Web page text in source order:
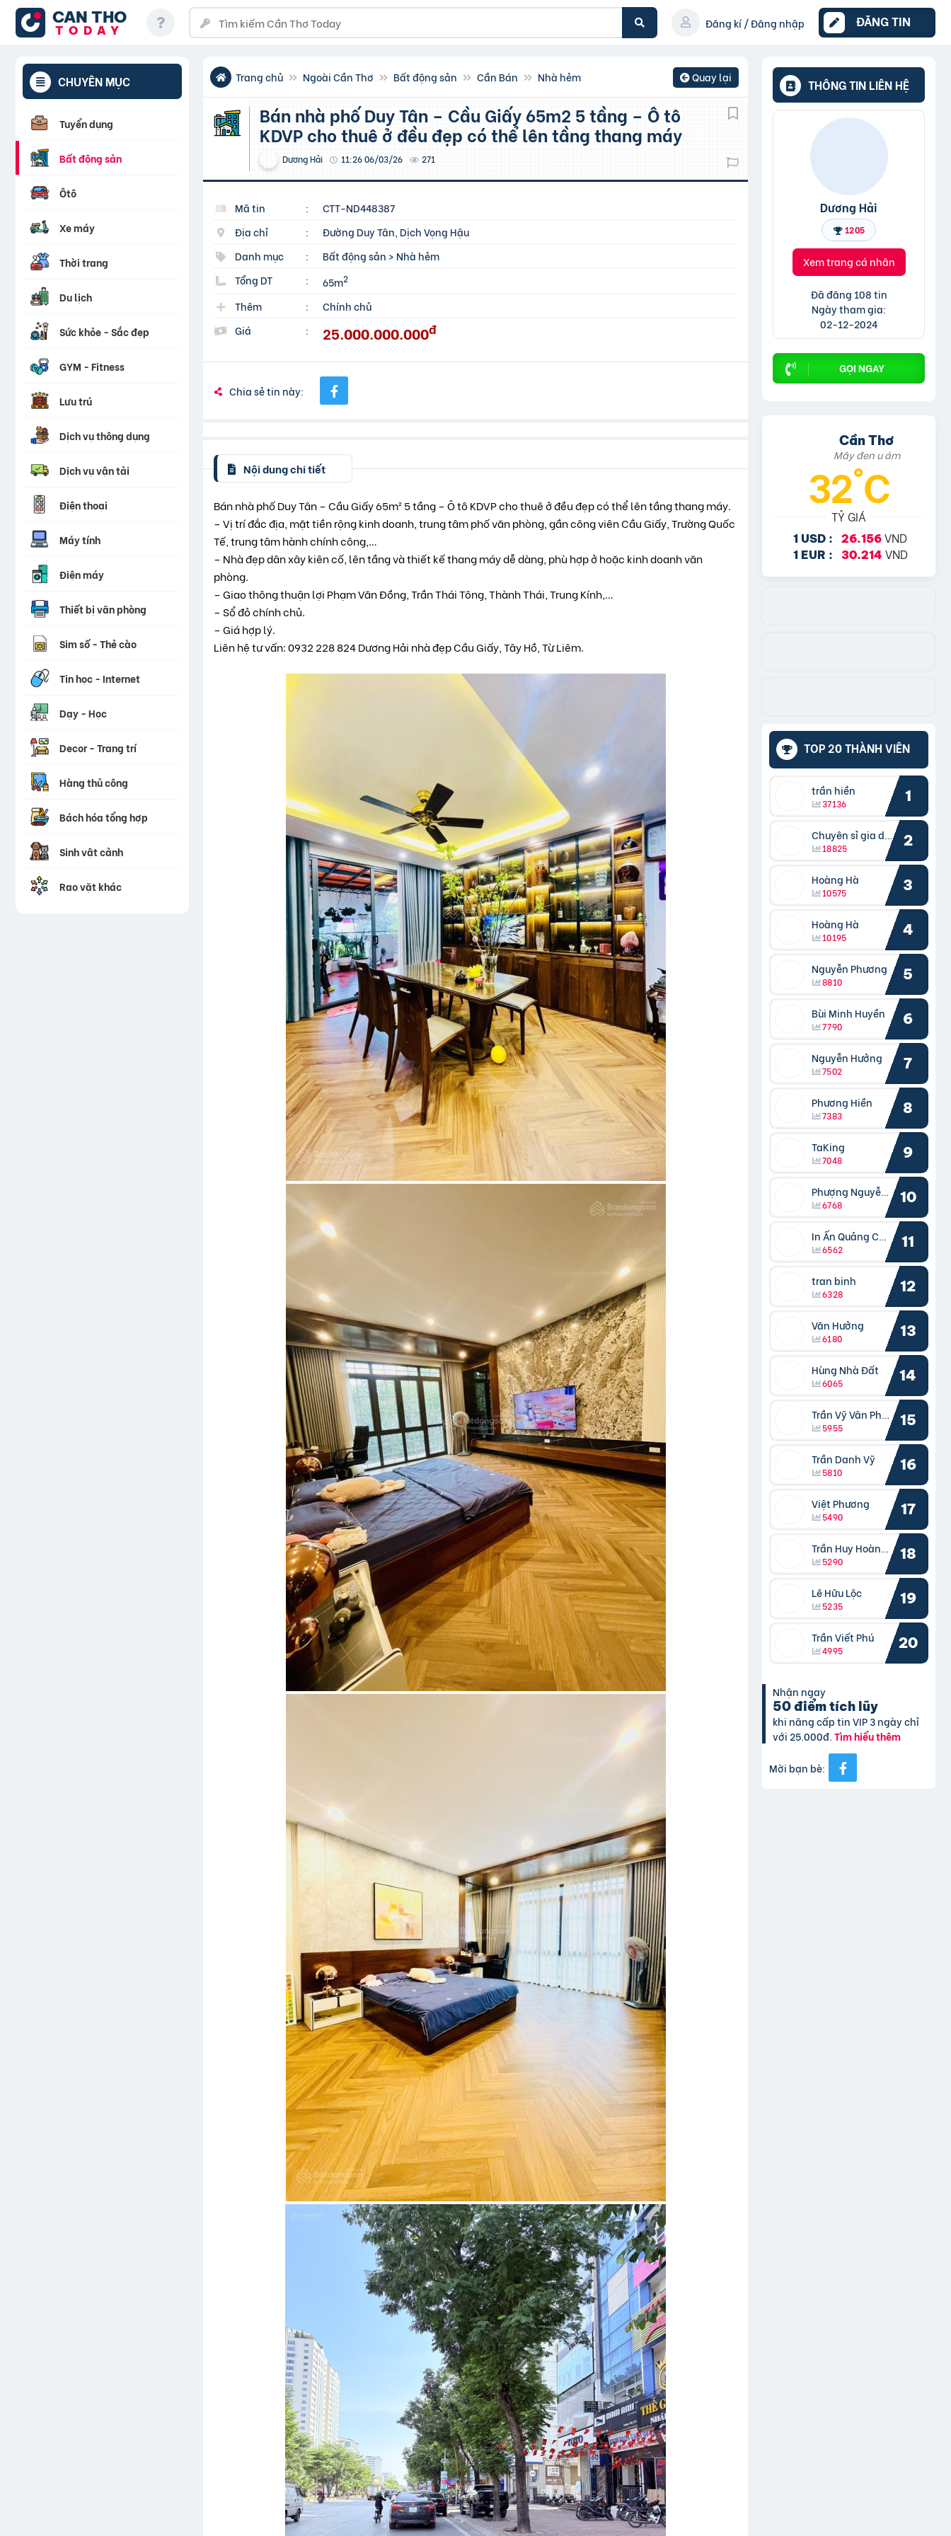
CAN THO
TODAY
Đăng kí / Đăng nhập ĐĂNG TIN
CHUYÊN MỤC
Tuyển dụng
Bất động sản
Ôtô
Xe máy
Thời trang
Du lịch
Sức khỏe - Sắc đẹp
GYM - Fitness
Lưu trú
Dịch vụ thông dụng
Dịch vụ vận tải
Điện thoại
Máy tính
Điện máy
Thiết bị văn phòng
Sim số - Thẻ cào
Tin học - Internet
Dạy - Học
Decor - Trang trí
Hàng thủ công
Bách hóa tổng hợp
Sinh vật cảnh
Rao vặt khác
Trang chủ Ngoài Cần Thơ Bất động sản Cần Bán Nhà hẻm Quay lại
Bán nhà phố Duy Tân – Cầu Giấy 65m2 5 tầng – Ô tô
KDVP cho thuê ở đều đẹp có thể lên tầng thang máy
Dương Hải 11:26 06/03/26 271
Mã tin :
CTT-ND448387
Địa chỉ
:
Đường Duy Tân, Dịch Vọng Hậu
Danh mục
: Bất động sản > Nhà hẻm
Tổng DT
: 65m2
Thêm :
Chính chủ
Giá
: 25.000.000.000đ
Chia sẻ tin này:
Nội dung chi tiết
Bán nhà phố Duy Tân – Cầu Giấy 65m² 5 tầng – Ô tô KDVP cho thuê ở đều đẹp có thể lên tầng thang máy.
– Vị trí đắc địa, mặt tiền rộng kinh doanh, trung tâm phố văn phòng, gần công viên Cầu Giấy, Trường Quốc
Tế, trung tâm hành chính công,…
– Nhà đẹp dân xây kiên cố, lên tầng và thiết kế thang máy dễ dàng, phù hợp ở hoặc kinh doanh văn
phòng.
– Giao thông thuận lợi Phạm Văn Đồng, Trần Thái Tông, Thành Thái, Trung Kính,…
– Sổ đỏ chính chủ.
– Giá hợp lý.
Liên hệ tư vấn: 0932 228 824 Dương Hải nhà đẹp Cầu Giấy, Tây Hồ, Từ Liêm.
THÔNG TIN LIÊN HỆ
Dương Hải
1205
Xem trang cá nhân
Đã đăng 108 tin
Ngày tham gia:
02-12-2024
GỌI NGAY
Cần Thơ
Mây đen u ám
32°C
TỶ GIÁ
1 USD : 26.156 VND
1 EUR : 30.214 VND
TOP 20 THÀNH VIÊN
trần hiền
37136 1
Chuyên sỉ gia dụng
18825 2
Hoàng Hà
10575 3
Hoàng Hà
10195 4
Nguyễn Phương
8810 5
Bùi Minh Huyền
7790 6
Nguyễn Hưởng
7502 7
Phương Hiền
7383 8
TaKing
7048 9
Phượng Nguyễn Phượng
6768 10
In Ấn Quảng Cáo Cần Thơ
6562 11
tran binh
6328 12
Văn Hưởng
6180 13
Hùng Nhà Đất
6065 14
Trần Vỹ Vân Phong
5955 15
Trần Danh Vỹ
5810 16
Việt Phương
5490 17
Trần Huy Hoàng Bắc
5290 18
Lê Hữu Lộc
5235 19
Trần Viết Phú
4995 20
Nhận ngay
50 điểm tích lũy
khi nâng cấp tin VIP 3 ngày chỉ
với 25.000đ.Tìm hiểu thêm
Mời bạn bè: